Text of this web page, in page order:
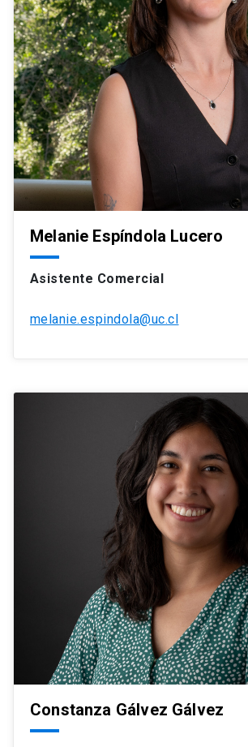
Melanie Espíndola Lucero
Asistente Comercial
melanie.espindola@uc.cl
Constanza Gálvez Gálvez